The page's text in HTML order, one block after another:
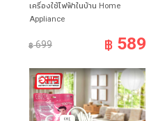
เครื่องใช้ไฟฟ้าในบ้าน Home
Appliance
฿699 ฿ 589